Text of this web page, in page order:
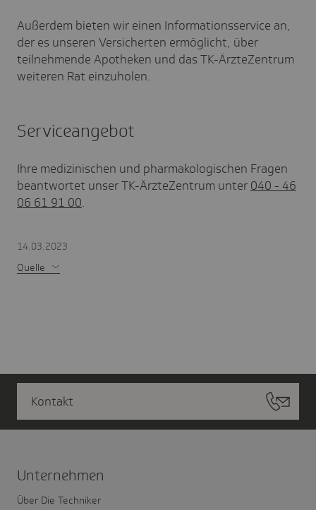
Außerdem bieten wir einen Informationsservice an,
der es unseren Versicherten ermöglicht, über
teilnehmende Apotheken und das TK-ÄrzteZentrum
weiteren Rat einzuholen.
Serviceangebot
Ihre medizinischen und pharmakologischen Fragen
beantwortet unser TK-ÄrzteZentrum unter 040 - 46
06 61 91 00.
14.03.2023
Quelle
Kontakt
Unter­nehmen
Über Die Techniker